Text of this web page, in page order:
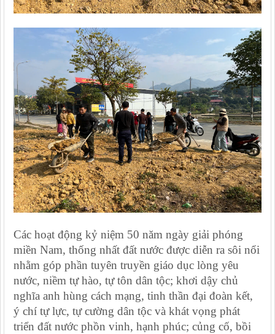
Các hoạt động kỷ niệm 50 năm ngày giải phóng
miền Nam, thống nhất đất nước được diễn ra sôi nổi
nhằm góp phần tuyên truyền giáo dục lòng yêu
nước, niềm tự hào, tự tôn dân tộc; khơi dậy chủ
nghĩa anh hùng cách mạng, tinh thần đại đoàn kết,
ý chí tự lực, tự cường dân tộc và khát vọng phát
triển đất nước phồn vinh, hạnh phúc; củng cố, bồi